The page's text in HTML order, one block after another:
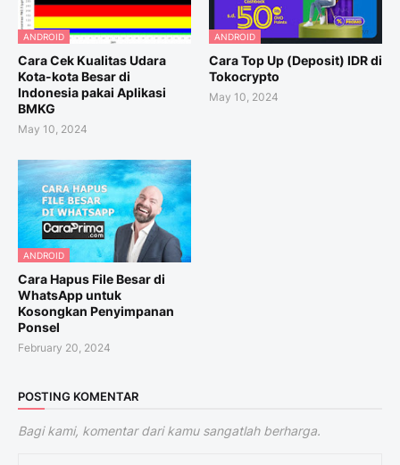
ANDROID
Cara Cek Kualitas Udara
Kota-kota Besar di
Indonesia pakai Aplikasi
BMKG
May 10, 2024
ANDROID
Cara Top Up (Deposit) IDR di
Tokocrypto
May 10, 2024
ANDROID
Cara Hapus File Besar di
WhatsApp untuk
Kosongkan Penyimpanan
Ponsel
February 20, 2024
POSTING KOMENTAR
Bagi kami, komentar dari kamu sangatlah berharga.